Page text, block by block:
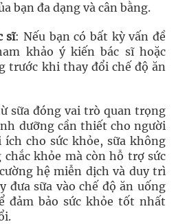
bạn đa dạng và cân bằng.
sĩ: Nếu bạn có bất kỳ vấn đề
khảo ý kiến bác sĩ hoặc
trước khi thay đổi chế độ ăn
sữa đóng vai trò quan trọng
dưỡng cần thiết cho người
cho sức khỏe, sữa không
khỏe mà còn hỗ trợ sức
hệ miễn dịch và duy trì
đưa sữa vào chế độ ăn uống
đảm bảo sức khỏe tốt nhất